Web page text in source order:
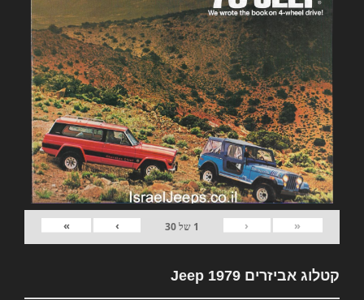
«
‹
1 של30
›
»
קטלוג אביזרים 1979 Jeep